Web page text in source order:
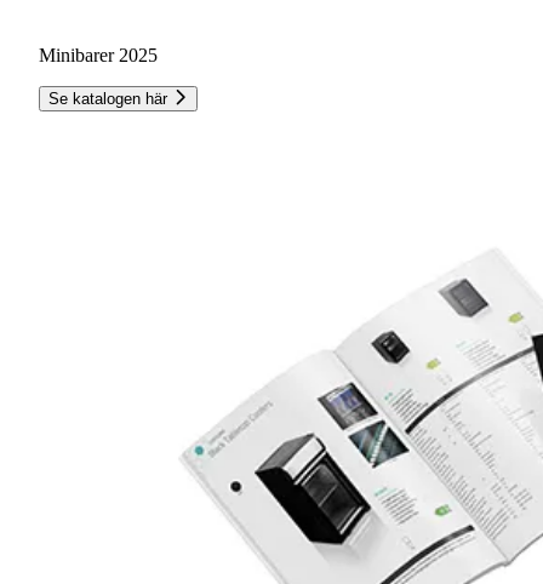
Minibarer 2025
Se katalogen här